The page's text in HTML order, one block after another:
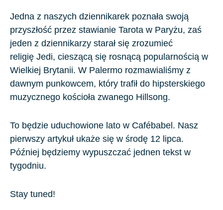
Jedna z naszych dziennikarek poznała swoją
przyszłość przez stawianie Tarota w Paryżu, zaś
jeden z dziennikarzy starał się zrozumieć
religię Jedi, cieszącą się rosnącą popularnością w
Wielkiej Brytanii. W Palermo rozmawialiśmy z
dawnym punkowcem, który trafił do hipsterskiego
muzycznego kościoła zwanego Hillsong.
To będzie uduchowione lato w Cafébabel. Nasz
pierwszy artykuł ukaże się w środę 12 lipca.
Później będziemy wypuszczać jednen tekst w
tygodniu.
Stay tuned!